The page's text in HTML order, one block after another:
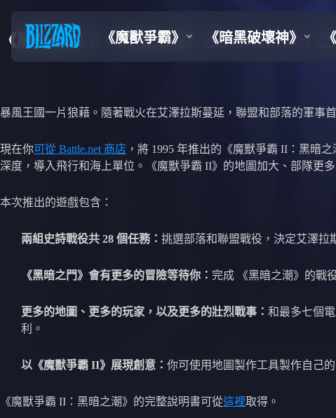
《魔獸爭霸 II：黑暗之潮》已於 Battle.net
暴風王國一片狼藉。隨著戰火在艾澤拉斯蔓延，聯盟和部落的軍事
現在你可從 Battle.net 商店 ，將 1995 年推出的《魔獸爭霸 II：黑暗
深度，導入飛行和海上單位。《魔獸爭霸 II》的地圖加大、部隊更
本次推出的遊戲包含：
兩組史詩戰役共 28 個任務： 挑選部落和聯盟戰役，決定艾澤拉
《黑暗之門》會有更多的冒險等待你： 完成 《黑暗之潮》的戰
更多的地圖、更多的玩家，以及更多的壯烈戰事： 和最多七個
利。
以《魔獸爭霸 II》展現創意： 你可使用地圖製作工具製作自己
《魔獸爭霸 II：黑暗之潮》的完整說明書可從這裡取得。